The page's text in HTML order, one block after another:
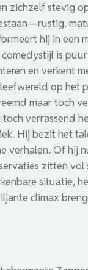
zichzelf stevig
hij in een
is
en verkent
op
maar toch
verrassend
Hij bezit het
verhalen. Of hij
zitten
situatie,
climax